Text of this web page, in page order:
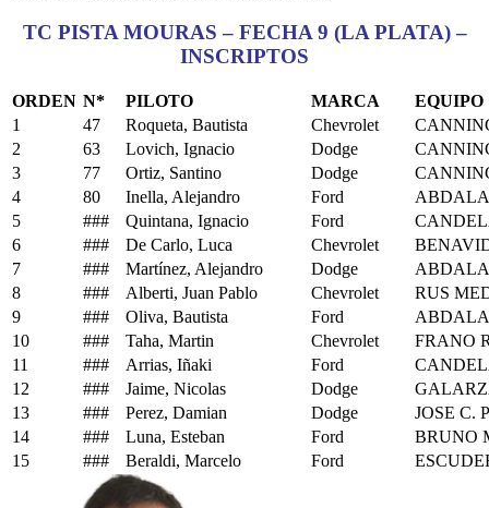
TC PISTA MOURAS – FECHA 9 (LA PLATA) –
INSCRIPTOS
ORDEN N* PILOTO MARCA
EQUIPO
1
47 Roqueta, Bautista Chevrolet
2
63 Lovich, Ignacio Dodge
3
77 Ortiz, Santino Dodge
4
80 Inella, Alejandro Ford
5
### Quintana, Ignacio Ford
6
### De Carlo, Luca Chevrolet
7
### Martínez, Alejandro Dodge
8
### Alberti, Juan Pablo Chevrolet
RUS
9
### Oliva, Bautista Ford
10
### Taha, Martin Chevrolet
FRANO
11
### Arrias, Iñaki Ford
12
### Jaime, Nicolas Dodge
13
### Perez, Damian Dodge
JOSE C.
14
### Luna, Esteban Ford
BRUNO
15
### Beraldi, Marcelo Ford